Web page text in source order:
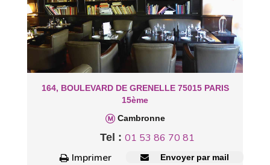
164, BOULEVARD DE GRENELLE 75015 PARIS
15ème
Cambronne
Tel : 01 53 86 70 81
Imprimer
Envoyer par mail